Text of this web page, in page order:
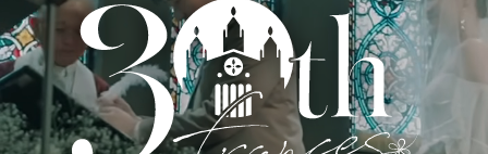
パーティ
料理